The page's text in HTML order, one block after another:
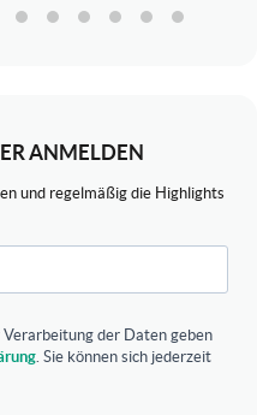
ANMELDEN
und regelmäßig die Highlights
der Daten geben
. Sie können sich jederzeit